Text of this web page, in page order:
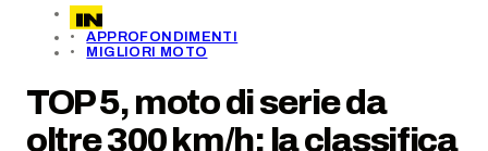
APPROFONDIMENTI
MIGLIORI MOTO
TOP 5, moto di serie da
oltre 300 km/h: la classifica